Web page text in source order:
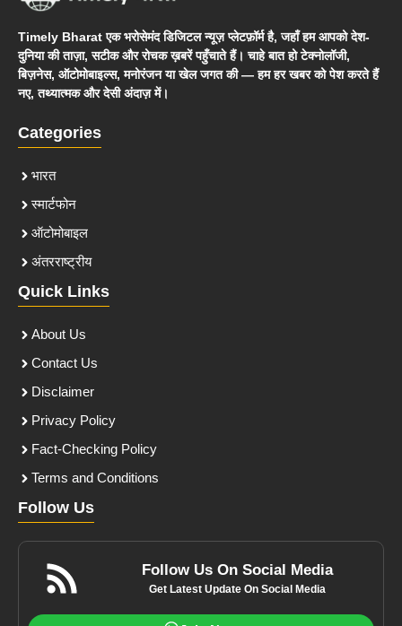
Timely Bharat एक भरोसेमंद डिजिटल न्यूज़ प्लेटफ़ॉर्म है, जहाँ हम आपको देश-
दुनिया की ताज़ा, सटीक और रोचक ख़बरें पहुँचाते हैं। चाहे बात हो टेक्नोलॉजी,
बिज़नेस, ऑटोमोबाइल्स, मनोरंजन या खेल जगत की — हम हर खबर को पेश करते हैं
नए, तथ्यात्मक और देसी अंदाज़ में।
Categories
भारत
स्मार्टफोन
ऑटोमोबाइल
अंतरराष्ट्रीय
Quick Links
About Us
Contact Us
Disclaimer
Privacy Policy
Fact-Checking Policy
Terms and Conditions
Follow Us
Follow Us On Social Media
Get Latest Update On Social Media